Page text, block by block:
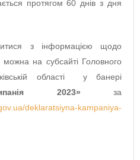
протягом 60 днів з дня
з інформацією щодо
можна на субсайті Головного
області у банері
2023» за
deklaratsiyna-kampaniya-